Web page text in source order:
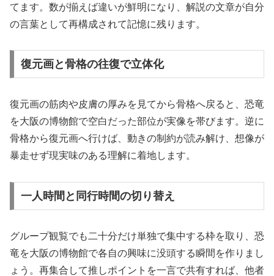
てます。数が揃えば違いが鮮明になり、解説の文章が自分
の言葉として再構成されて記憶に残ります。
復元画と骨格の往復で立体化
復元画の筋肉や皮膚の厚みを見てから骨格へ戻ると、恐竜
を大阪の博物館で空白だった部位が実像を帯びます。逆に
骨格から復元画へ行けば、動きの制約が読み解け、想像が
暴走せず現実味のある理解に着地します。
一人時間と同行時間の切り替え
グループ観覧でも二十分だけ単独で集中する枠を取り、恐
竜を大阪の博物館で各自の興味に没頭する瞬間を作りまし
ょう。再集合して推しポイントを一言で共有すれば、他者